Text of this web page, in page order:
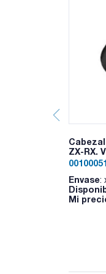
ZX-RX.
Envase:
Mi